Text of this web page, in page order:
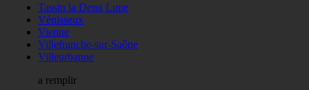
Tassin la Demi Lune
Vénisseux
Vienne
Villefranche-sur-Saône
Villeurbanne
a remplir